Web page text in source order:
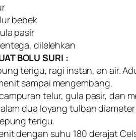
bebek
pasir
dilelehkan
BOLU SURI :
terigu, ragi instan, an air.
sampai mengembang.
telur, gula pasir, dan
dua loyang tulban
terigu.
dengan suhu 180 derajat